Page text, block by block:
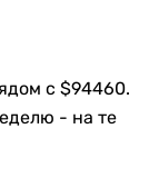
с $94460.
- на те